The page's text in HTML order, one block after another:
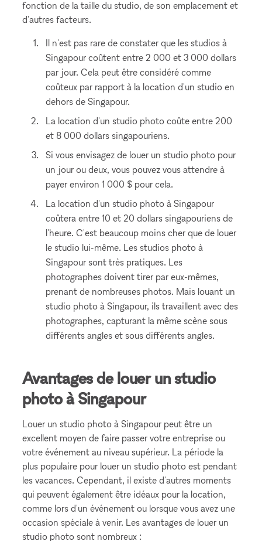
fonction de la taille du studio, de son emplacement et
d'autres facteurs.
Il n'est pas rare de constater que les studios à
Singapour coûtent entre 2 000 et 3 000 dollars
par jour. Cela peut être considéré comme
coûteux par rapport à la location d'un studio en
dehors de Singapour.
La location d'un studio photo coûte entre 200
et 8 000 dollars singapouriens.
Si vous envisagez de louer un studio photo pour
un jour ou deux, vous pouvez vous attendre à
payer environ 1 000 $ pour cela.
La location d'un studio photo à Singapour
coûtera entre 10 et 20 dollars singapouriens de
l'heure. C'est beaucoup moins cher que de louer
le studio lui-même. Les studios photo à
Singapour sont très pratiques. Les
photographes doivent tirer par eux-mêmes,
prenant de nombreuses photos. Mais louant un
studio photo à Singapour, ils travaillent avec des
photographes, capturant la même scène sous
différents angles et sous différents angles.
Avantages de louer un studio
photo à Singapour
Louer un studio photo à Singapour peut être un
excellent moyen de faire passer votre entreprise ou
votre événement au niveau supérieur. La période la
plus populaire pour louer un studio photo est pendant
les vacances. Cependant, il existe d'autres moments
qui peuvent également être idéaux pour la location,
comme lors d'un événement ou lorsque vous avez une
occasion spéciale à venir. Les avantages de louer un
studio photo sont nombreux :